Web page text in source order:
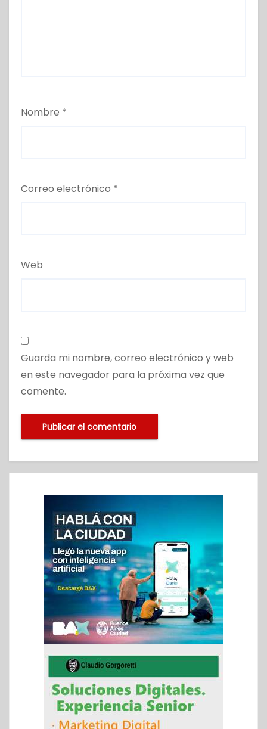
Nombre *
Correo electrónico *
Web
Guarda mi nombre, correo electrónico y web
en este navegador para la próxima vez que
comente.